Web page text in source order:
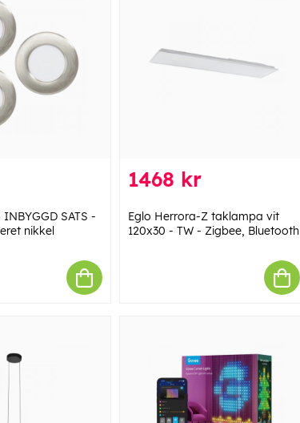
INBYGGD SATS -
nikkel
1468 kr
Eglo Herrora-Z taklampa vit
120x30 - TW - Zigbee, Bluetooth